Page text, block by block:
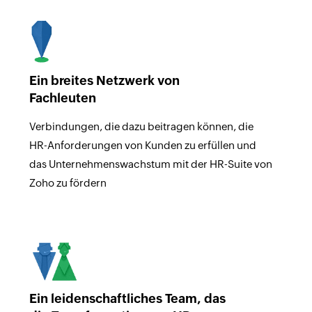
Ein breites Netzwerk von
Fachleuten
Verbindungen, die dazu beitragen können, die
HR-Anforderungen von Kunden zu erfüllen und
das Unternehmenswachstum mit der HR-Suite von
Zoho zu fördern
Ein leidenschaftliches Team, das